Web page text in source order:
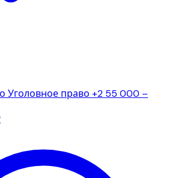
Уголовное право +2 55 000 –